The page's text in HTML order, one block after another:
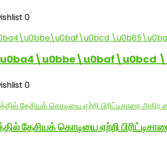
0
0
தேசியக் கொடியை ஏற்றி